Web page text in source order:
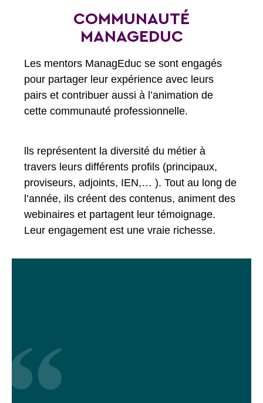
d’équipe bienveillant et collaboratif.
Lors des Live je rencontre des
personnes captivantes, accroît mon
réseau professionnel, alimente, grâce à
continuant à apporter du soutien à ceux
qui nous regardent.
Peggy Chrétien, Mentor EtreProf et enseignante dans le second
degré en REP
COMMUNAUTÉ
MANAGEDUC
Les mentors ManagEduc se sont engagés
pour partager leur expérience avec leurs
pairs et contribuer aussi à l’animation de
cette communauté professionnelle.
lls représentent la diversité du métier à
travers leurs différents profils (principaux,
proviseurs, adjoints, IEN,… ). Tout au long de
l’année, ils créent des contenus, animent des
webinaires et partagent leur témoignage.
Leur engagement est une vraie richesse.